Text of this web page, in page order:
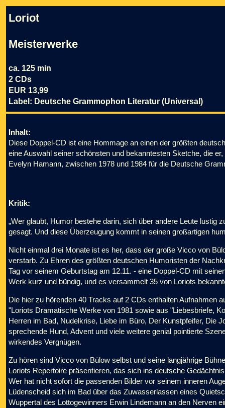
Loriot
Meisterwerke
ca. 125 min
2 CDs
EUR 13,99
Label: Deutsche Grammophon Literatur (Universal)
Inhalt:
Diese Doppel-CD ist eine Hommage an einen der größten
eine Auswahl seiner schönsten und bekanntesten Sketche, die
Evelyn Hamann, zwischen 1978 und 1984 für die Deutsche
Kritik:
„Wer glaubt, Humor bestehe darin, sich über andere Leute lustig
gesagt. Und diese Überzeugung kommt in seinen großartigen
Nicht einmal drei Monate ist es her, dass der große Vicco von
verstarb. Zu Ehren des größten deutschen Humoristen der
Tag vor seinem Geburtstag am 12.11. - eine Doppel-CD mit
Werk kurz und bündig, und es versammelt 35 von Loriots
Die hier zu hörenden 40 Tracks auf 2 CDs enthalten Aufnahmen
"Loriots Dramatische Werke von 1981 sowie aus "Liebesbriefe,
Herren im Bad, Nudelkrise, Liebe im Büro, Der Kunstpfeifer, Die
sprechende Hund, Advent und viele weitere genial pointierte
wirkendes Vergnügen.
Zu hören sind Vicco von Bülow selbst und seine langjährige
Loriots Repertoire präsentieren, das sich ins deutsche
Wer hat nicht sofort die passenden Bilder vor seinem inneren
Lüdenscheid sich im Bad über das Zuwasserlassen eines
Wuppertal des Lottogewinners Erwin Lindemann an den Nerven